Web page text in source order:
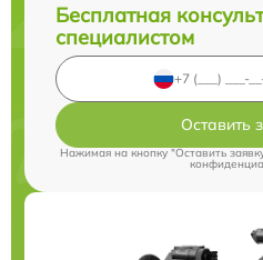
Бесплатная
специалистом
Оставить
Нажимая на кнопку "Оставить